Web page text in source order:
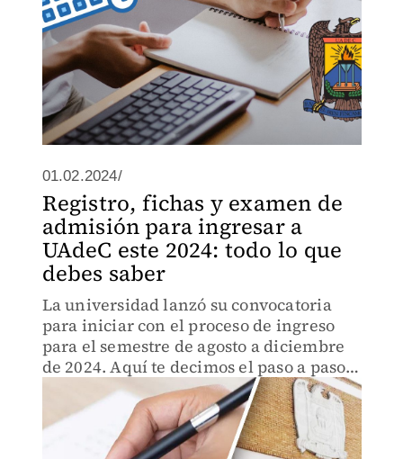
01.02.2024/
Registro, fichas y examen de
admisión para ingresar a
UAdeC este 2024: todo lo que
debes saber
La universidad lanzó su convocatoria
para iniciar con el proceso de ingreso
para el semestre de agosto a diciembre
de 2024. Aquí te decimos el paso a paso
para registrarte: